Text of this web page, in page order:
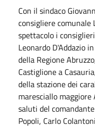
Con il sindaco
consigliere comunale
spettacolo i
Leonardo D'Addazio
della Regione
Castiglione a
della stazione dei
maresciallo maggiore
saluti del
Popoli, Carlo